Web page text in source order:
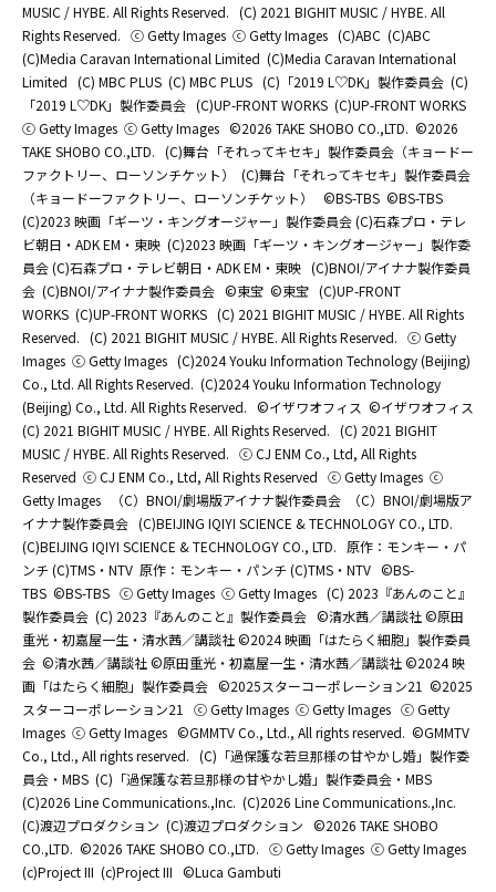
MUSIC / HYBE. All Rights Reserved. (C) 2021 BIGHIT MUSIC / HYBE. All
Rights Reserved. ⓒ Getty Images ⓒ Getty Images (C)ABC (C)ABC
(C)Media Caravan International Limited (C)Media Caravan International
Limited (C) MBC PLUS (C) MBC PLUS (C)「2019 L♡DK」製作委員会 (C)
「2019 L♡DK」製作委員会 (C)UP-FRONT WORKS (C)UP-FRONT WORKS
ⓒ Getty Images ⓒ Getty Images ©2026 TAKE SHOBO CO.,LTD. ©2026
TAKE SHOBO CO.,LTD. (C)舞台「それってキセキ」製作委員会（キョードー
ファクトリー、ローソンチケット）
(C)舞台「それってキセキ」製作委員会
（キョードーファクトリー、ローソンチケット）
©BS-TBS ©BS-TBS
(C)2023 映画「ギーツ・キングオージャー」製作委員会 (C)石森プロ・テレ
ビ朝日・ADK EM・東映 (C)2023 映画「ギーツ・キングオージャー」製作委
員会 (C)石森プロ・テレビ朝日・ADK EM・東映 (C)BNOI/アイナナ製作委員
会 (C)BNOI/アイナナ製作委員会 ©東宝 ©東宝 (C)UP-FRONT
WORKS (C)UP-FRONT WORKS (C) 2021 BIGHIT MUSIC / HYBE. All Rights
Reserved. (C) 2021 BIGHIT MUSIC / HYBE. All Rights Reserved. ⓒ Getty
Images ⓒ Getty Images (C)2024 Youku Information Technology (Beijing)
Co., Ltd. All Rights Reserved. (C)2024 Youku Information Technology
(Beijing) Co., Ltd. All Rights Reserved. ©イザワオフィス ©イザワオフィス
(C) 2021 BIGHIT MUSIC / HYBE. All Rights Reserved. (C) 2021 BIGHIT
MUSIC / HYBE. All Rights Reserved. ⓒ CJ ENM Co., Ltd, All Rights
Reserved ⓒ CJ ENM Co., Ltd, All Rights Reserved ⓒ Getty Images ⓒ
Getty Images
（C）BNOI/劇場版アイナナ製作委員会
（C）BNOI/劇場版ア
イナナ製作委員会 (C)BEIJING IQIYI SCIENCE & TECHNOLOGY CO., LTD.
(C)BEIJING IQIYI SCIENCE & TECHNOLOGY CO., LTD.
原作：モンキー・パ
ンチ (C)TMS・NTV 原作：モンキー・パンチ (C)TMS・NTV ©BS-
TBS ©BS-TBS ⓒ Getty Images ⓒ Getty Images (C) 2023『あんのこと』
製作委員会 (C) 2023『あんのこと』製作委員会 ©清水茜／講談社 ©原田
重光・初嘉屋一生・清水茜／講談社 ©2024 映画「はたらく細胞」製作委員
会 ©清水茜／講談社 ©原田重光・初嘉屋一生・清水茜／講談社 ©2024 映
画「はたらく細胞」製作委員会 ©2025スターコーポレーション21 ©2025
スターコーポレーション21
ⓒ Getty Images ⓒ Getty Images ⓒ Getty
Images ⓒ Getty Images ©GMMTV Co., Ltd., All rights reserved. ©GMMTV
Co., Ltd., All rights reserved. (C)「過保護な若旦那様の甘やかし婚」製作委
員会・MBS (C)「過保護な若旦那様の甘やかし婚」製作委員会・MBS
(C)2026 Line Communications.,Inc. (C)2026 Line Communications.,Inc.
(C)渡辺プロダクション (C)渡辺プロダクション ©2026 TAKE SHOBO
CO.,LTD. ©2026 TAKE SHOBO CO.,LTD. ⓒ Getty Images ⓒ Getty Images
(c)Project III (c)Project III ©Luca Gambuti